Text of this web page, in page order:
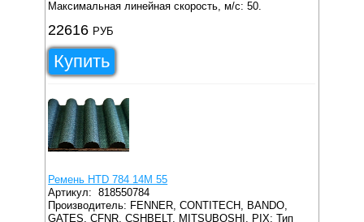
Максимальная линейная скорость, м/с: 50.
22616 РУБ
Купить
Ремень HTD 784 14M 55
Артикул:818550784
Производитель: FENNER, CONTITECH, BANDO,
GATES, CFNR, CSHBELT, MITSUBOSHI, PIX; Тип